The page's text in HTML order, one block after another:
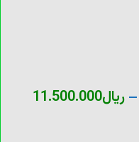
–ریال11.500.000